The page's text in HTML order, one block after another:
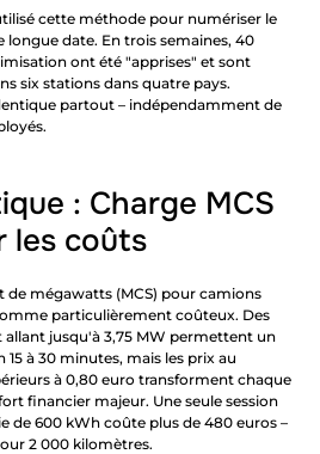
cette méthode pour numériser le
longue date. En trois semaines, 40
ont été "apprises" et sont
six stations dans quatre pays.
partout – indépendamment de
: Charge MCS
les coûts
de mégawatts (MCS) pour camions
particulièrement coûteux. Des
allant jusqu'à 3,75 MW permettent un
à 30 minutes, mais les prix au
à 0,80 euro transforment chaque
financier majeur. Une seule session
de 600 kWh coûte plus de 480 euros –
2 000 kilomètres.